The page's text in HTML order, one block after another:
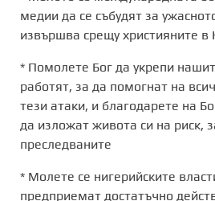
медии да се събудят за
извършва срещу християните в
* Помолете Бог да укрепи
работят, за да помогнат на
тези атаки, и благодарете на
да изложат живота си на риск,
преследваните
* Молете се нигерийските
предприемат достатъчно